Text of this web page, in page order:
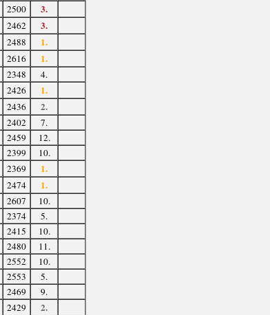
2500 3.
2462 3.
2488 1.
2616 1.
2348
4.
2426 1.
2436 2.
2402
7.
2459
12.
2399
10.
2369 1.
2474 1.
2607
10.
2374
5.
2415
10.
2480
11.
2552
10.
2553
5.
2469
9.
2429 2.